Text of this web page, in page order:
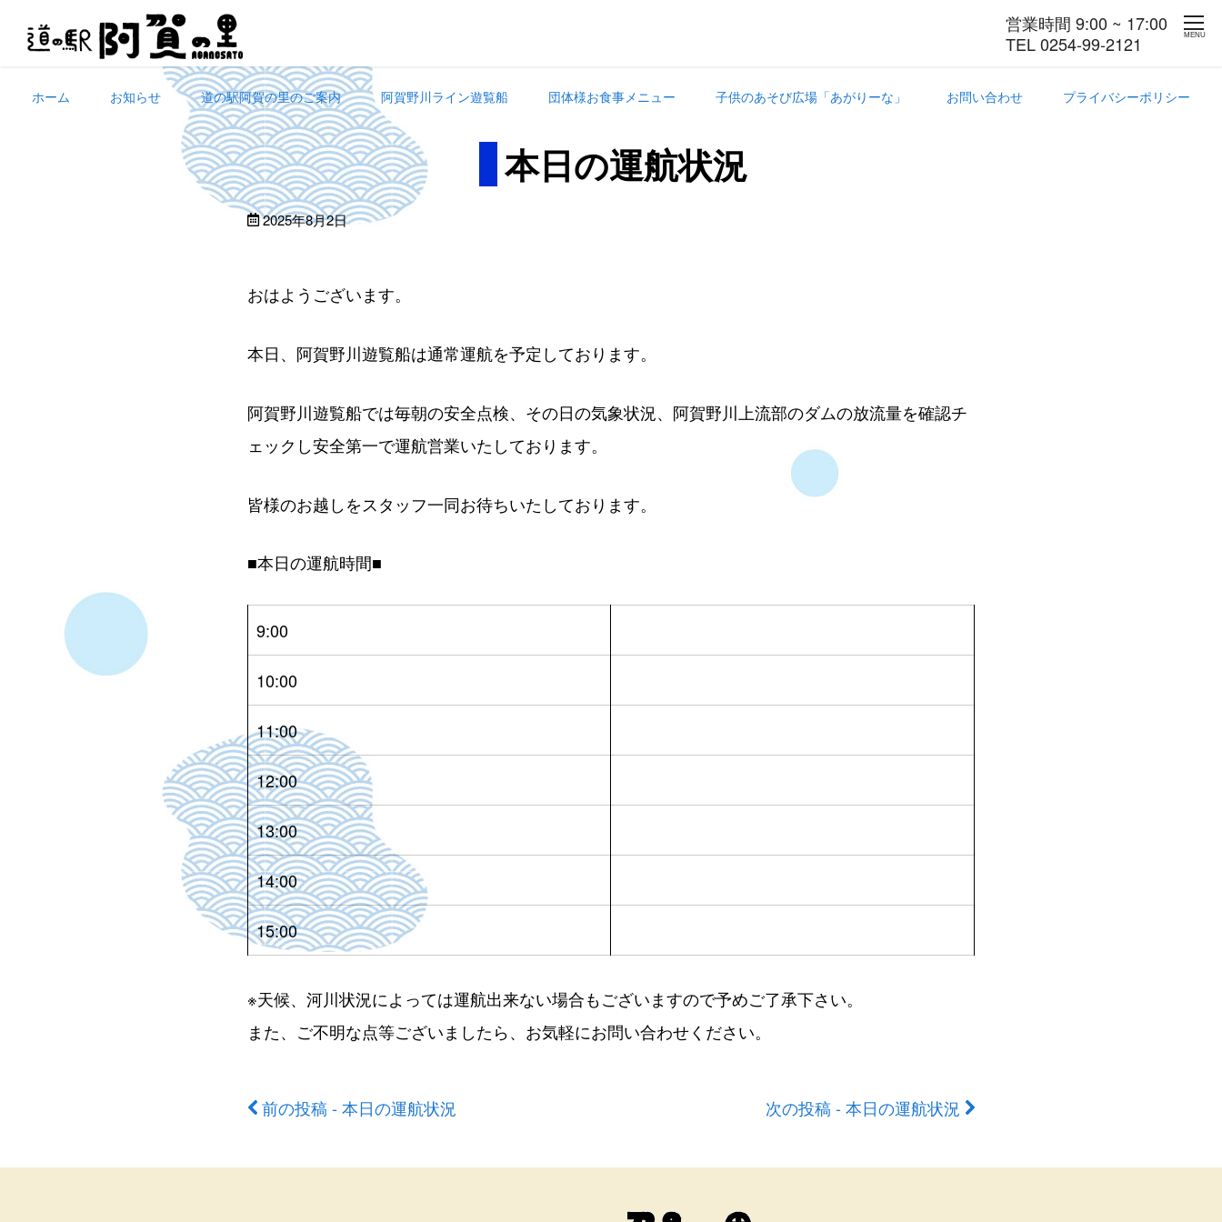
営業時間 9:00 ~ 17:00
TEL 0254-99-2121
MENU
ホーム お知らせ 道の駅阿賀の里のご案内 阿賀野川ライン遊覧船 団体様お食事メニュー 子供のあそび広場「あがりーな」 お問い合わせ プライバシーポリシー
本日の運航状況
2025年8月2日
おはようございます。
本日、阿賀野川遊覧船は通常運航を予定しております。
阿賀野川遊覧船では毎朝の安全点検、その日の気象状況、阿賀野川上流部のダムの放流量を確認チ
ェックし安全第一で運航営業いたしております。
皆様のお越しをスタッフ一同お待ちいたしております。
■本日の運航時間■
9:00
10:00
11:00
12:00
13:00
14:00
15:00
※天候、河川状況によっては運航出来ない場合もございますので予めご了承下さい。
また、ご不明な点等ございましたら、お気軽にお問い合わせください。
前
後
前の投稿 - 本日の運航状況 次の投稿 - 本日の運航状況